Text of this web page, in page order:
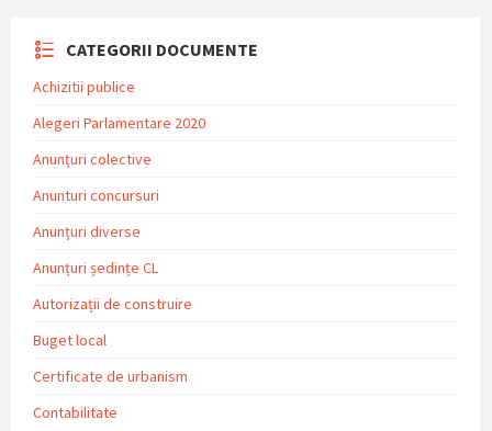
CATEGORII DOCUMENTE
Achizitii publice
Alegeri Parlamentare 2020
Anunțuri colective
Anunturi concursuri
Anunțuri diverse
Anunțuri ședințe CL
Autorizații de construire
Buget local
Certificate de urbanism
Contabilitate